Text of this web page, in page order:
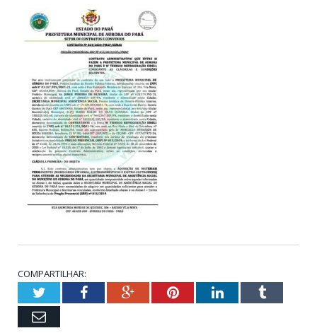
COMPARTILHAR:
TwitterFacebookGoogle+PinterestLinkedInTumblr
Email